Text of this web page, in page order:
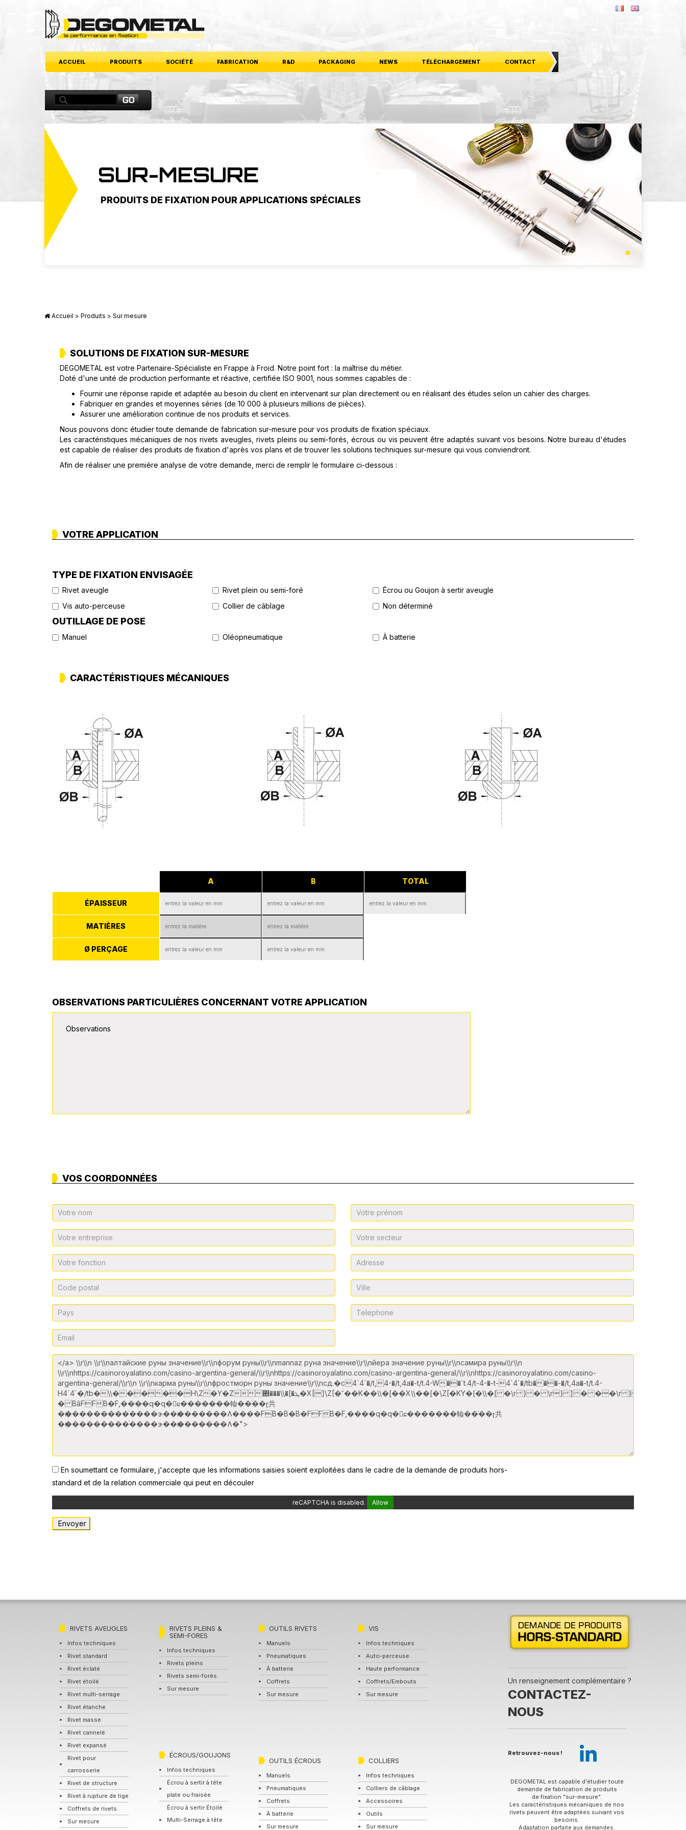
ACCUEIL PRODUITS SOCIÉTÉ FABRICATION R&D PACKAGING NEWS TÉLÉCHARGEMENT CONTACT
SUR-MESURE
PRODUITS DE FIXATION POUR APPLICATIONS SPÉCIALES
Accueil > Produits > Sur mesure
SOLUTIONS DE FIXATION SUR-MESURE
DEGOMETAL est votre Partenaire-Spécialiste en Frappe à Froid. Notre point fort : la maîtrise du métier.
Doté d'une unité de production performante et réactive, certifiée ISO 9001, nous sommes capables de :
Fournir une réponse rapide et adaptée au besoin du client en intervenant sur plan directement ou en réalisant des études selon un cahier des charges.
Fabriquer en grandes et moyennes séries (de 10 000 à plusieurs millions de pièces).
Assurer une amélioration continue de nos produits et services.
Nous pouvons donc étudier toute demande de fabrication sur-mesure pour vos produits de fixation spéciaux.
Les caractéristiques mécaniques de nos rivets aveugles, rivets pleins ou semi-forés, écrous ou vis peuvent être adaptés suivant vos besoins. Notre bureau d'études
est capable de réaliser des produits de fixation d'après vos plans et de trouver les solutions techniques sur-mesure qui vous conviendront.
Afin de réaliser une première analyse de votre demande, merci de remplir le formulaire ci-dessous :
VOTRE APPLICATION
TYPE DE FIXATION ENVISAGÉE
Rivet aveugle Rivet plein ou semi-foré
Écrou ou Goujon à sertir aveugle
Vis auto-perceuse
Collier de câblage Non déterminé
OUTILLAGE DE POSE
Manuel Oléopneumatique À batterie
CARACTÉRISTIQUES MÉCANIQUES
A B TOTAL
ÉPAISSEUR
MATIÈRES
Ø PERÇAGE
OBSERVATIONS PARTICULIÈRES CONCERNANT VOTRE APPLICATION
VOS COORDONNÉES
En soumettant ce formulaire, j'accepte que les informations saisies soient exploitées dans le cadre de la demande de produits hors-
standard et de la relation commerciale qui peut en découler
reCAPTCHA is disabled. Allow
RIVETS AVEUGLES
Infos techniques
Rivet standard
Rivet éclaté
Rivet étoilé
Rivet multi-serrage
Rivet étanche
Rivet masse
Rivet cannelé
Rivet expansé
Rivet pour
carrosserie
Rivet de structure
Rivet à rupture de tige
Coffrets de rivets
Sur mesure
RIVETS PLEINS &
SEMI-FORES
Infos techniques
Rivets pleins
Rivets semi-forés
Sur mesure
ÉCROUS/GOUJONS
Infos techniques
Écrou à sertir à tête
plate ou fraisée
Écrou à sertir Étoilé
Multi-Serrage à tête
OUTILS RIVETS
Manuels
Pneumatiques
À batterie
Coffrets
Sur mesure
OUTILS ÉCROUS
Manuels
Pneumatiques
Coffrets
À batterie
Sur mesure
VIS
Infos techniques
Auto-perceuse
Haute performance
Coffrets/Embouts
Sur mesure
COLLIERS
Infos techniques
Colliers de câblage
Accessoires
Outils
Sur mesure
Un renseignement complémentaire ?
CONTACTEZ-
NOUS
Retrouvez-nous !
DEGOMETAL est capable d'étudier toute
demande de fabrication de produits
de fixation "sur-mesure".
Les caractéristiques mécaniques de nos
rivets peuvent être adaptées suivant vos
besoins.
Adaptation parfaite aux demandes.